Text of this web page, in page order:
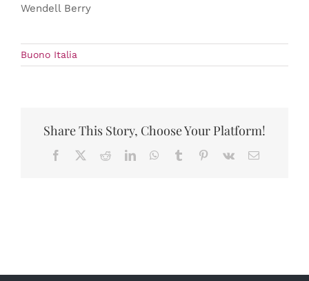
Wendell Berry
Buono Italia
Share This Story, Choose Your Platform!
Facebook RedditLinkedInWhatsApp
Tumblr Pinterest
Vk Email